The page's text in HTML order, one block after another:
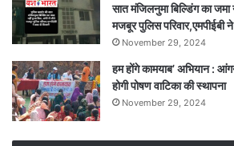
सात मंजिलनुमा बिल्डिंग का
मजबूर पुलिस परिवार,एमपीईबी
November 29, 2024
हम होंगे कामयाब’ अभियान :
होगी पोषण वाटिका की स्थापना
November 29, 2024